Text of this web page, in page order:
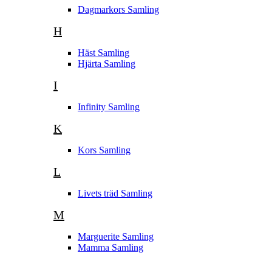
Dagmarkors Samling
H
Häst Samling
Hjärta Samling
I
Infinity Samling
K
Kors Samling
L
Livets träd Samling
M
Marguerite Samling
Mamma Samling